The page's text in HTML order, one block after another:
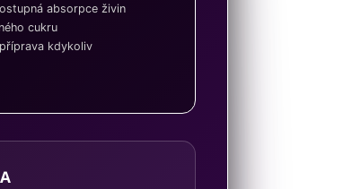
absorpce živin
cukru
kdykoliv